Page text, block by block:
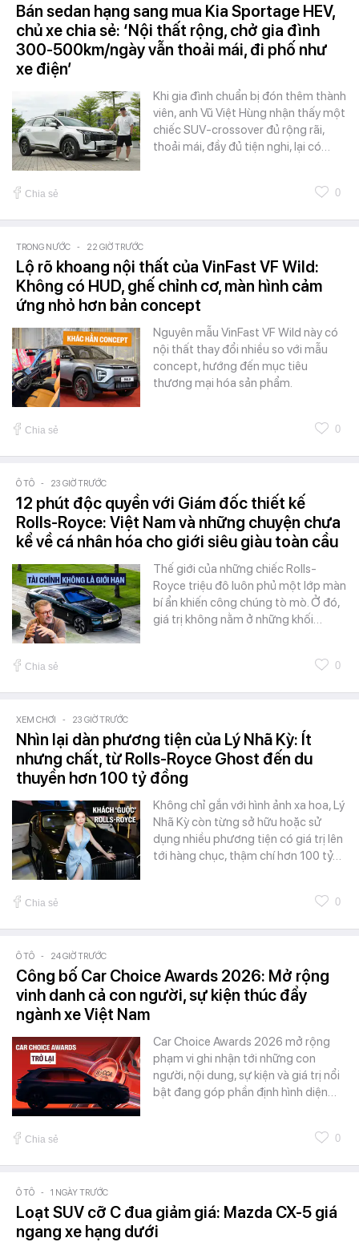
Bán sedan hạng sang mua Kia Sportage HEV,
chủ xe chia sẻ: ‘Nội thất rộng, chở gia đình
300-500km/ngày vẫn thoải mái, đi phố như
xe điện’
Khi gia đình chuẩn bị đón thêm thành
viên, anh Vũ Việt Hùng nhận thấy một
chiếc SUV-crossover đủ rộng rãi,
thoải mái, đầy đủ tiện nghi, lại có…
Chia sẻ 0
TRONG NƯỚC - 22 GIỜ TRƯỚC
Lộ rõ khoang nội thất của VinFast VF Wild:
Không có HUD, ghế chỉnh cơ, màn hình cảm
ứng nhỏ hơn bản concept
Nguyên mẫu VinFast VF Wild này có
nội thất thay đổi nhiều so với mẫu
concept, hướng đến mục tiêu
thương mại hóa sản phẩm.
Chia sẻ 0
Ô TÔ - 23 GIỜ TRƯỚC
12 phút độc quyền với Giám đốc thiết kế
Rolls-Royce: Việt Nam và những chuyện chưa
kể về cá nhân hóa cho giới siêu giàu toàn cầu
Thế giới của những chiếc Rolls-
Royce triệu đô luôn phủ một lớp màn
bí ẩn khiến công chúng tò mò. Ở đó,
giá trị không nằm ở những khối…
Chia sẻ 0
XEM CHƠI - 23 GIỜ TRƯỚC
Nhìn lại dàn phương tiện của Lý Nhã Kỳ: Ít
nhưng chất, từ Rolls-Royce Ghost đến du
thuyền hơn 100 tỷ đồng
Không chỉ gắn với hình ảnh xa hoa, Lý
Nhã Kỳ còn từng sở hữu hoặc sử
dụng nhiều phương tiện có giá trị lên
tới hàng chục, thậm chí hơn 100 tỷ…
Chia sẻ 0
Ô TÔ - 24 GIỜ TRƯỚC
Công bố Car Choice Awards 2026: Mở rộng
vinh danh cả con người, sự kiện thúc đẩy
ngành xe Việt Nam
Car Choice Awards 2026 mở rộng
phạm vi ghi nhận tới những con
người, nội dung, sự kiện và giá trị nổi
bật đang góp phần định hình diện…
Chia sẻ 0
Ô TÔ - 1 NGÀY TRƯỚC
Loạt SUV cỡ C đua giảm giá: Mazda CX-5 giá
ngang xe hạng dưới